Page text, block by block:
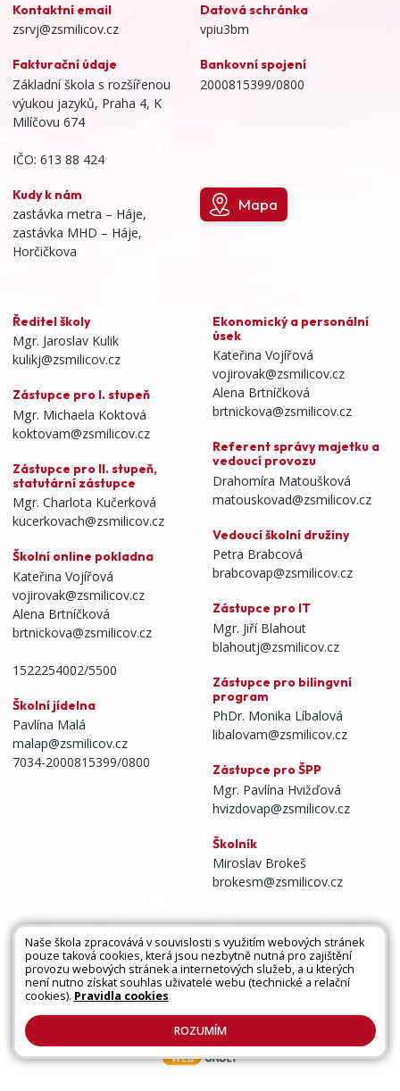
Kontaktní email
zsrvj@zsmilicov.cz
Datová schránka
vpiu3bm
Fakturační údaje
Základní škola s rozšířenou
výukou jazyků, Praha 4, K
Milíčovu 674
IČO: 613 88 424
Bankovní spojení
2000815399/0800
Kudy k nám
zastávka metra – Háje,
zastávka MHD – Háje,
Horčičkova
Mapa
Ředitel školy
Mgr. Jaroslav Kulik
kulikj@zsmilicov.cz
Zástupce pro I. stupeň
Mgr. Michaela Koktová
koktovam@zsmilicov.cz
Zástupce pro II. stupeň,
statutární zástupce
Mgr. Charlota Kučerková
kucerkovach@zsmilicov.cz
Školní online pokladna
Kateřina Vojířová
vojirovak@zsmilicov.cz
Alena Brtníčková
brtnickova@zsmilicov.cz
1522254002/5500
Školní jídelna
Pavlína Malá
malap@zsmilicov.cz
7034-2000815399/0800
Ekonomický a personální
úsek
Kateřina Vojířová
vojirovak@zsmilicov.cz
Alena Brtníčková
brtnickova@zsmilicov.cz
Referent správy majetku a
vedoucí provozu
Drahomíra Matoušková
matouskovad@zsmilicov.cz
Vedoucí školní družiny
Petra Brabcová
brabcovap@zsmilicov.cz
Zástupce pro IT
Mgr. Jiří Blahout
blahoutj@zsmilicov.cz
Zástupce pro bilingvní
program
PhDr. Monika Líbalová
libalovam@zsmilicov.cz
Zástupce pro ŠPP
Mgr. Pavlína Hvižďová
hvizdovap@zsmilicov.cz
Školník
Miroslav Brokeš
brokesm@zsmilicov.cz
Všechna práva vyhrazena. Copyright © 2026 |
Mapa stránek|Kontakty|Přihlásit|Prohlášení
o přístupnosti|
Naše škola zpracovává v souvislosti s využitím webových stránek
pouze taková cookies, která jsou nezbytně nutná pro zajištění
provozu webových stránek a internetových služeb, a u kterých
není nutno získat souhlas uživatele webu (technické a relační
cookies). Pravidla cookies
ROZUMÍM